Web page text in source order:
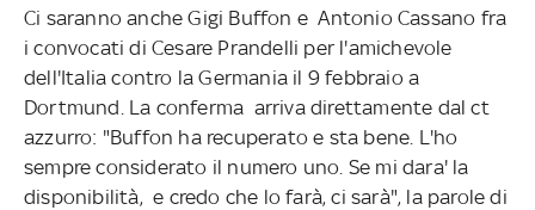
Ci saranno anche Gigi Buffon e Antonio Cassano fra
i convocati di Cesare Prandelli per l'amichevole
dell'Italia contro la Germania il 9 febbraio a
Dortmund. La conferma arriva direttamente dal ct
azzurro: "Buffon ha recuperato e sta bene. L'ho
sempre considerato il numero uno. Se mi dara' la
disponibilità, e credo che lo farà, ci sarà", la parole di